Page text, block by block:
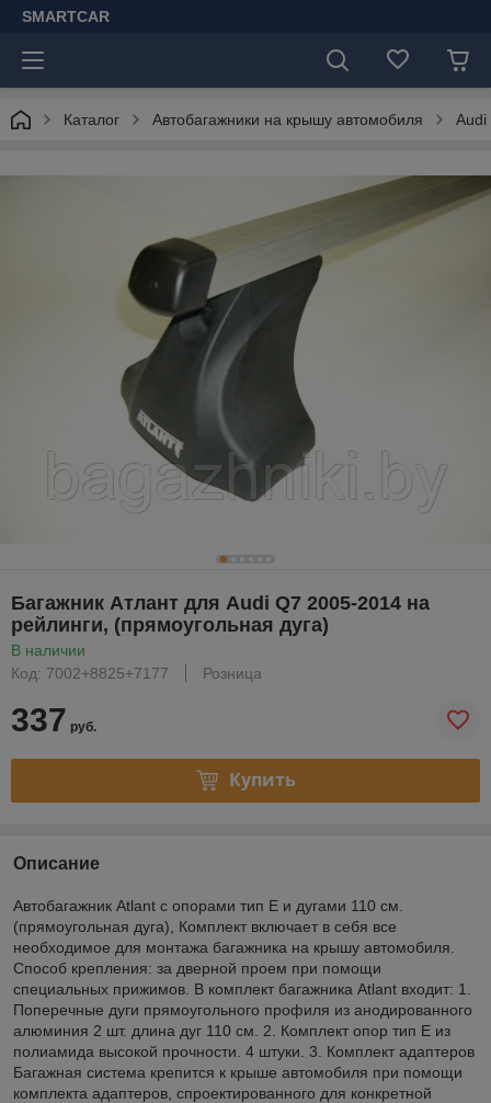
SMARTCAR
Каталог Автобагажники на крышу автомобиля Audi
Багажник Атлант для Audi Q7 2005-2014 на
рейлинги, (прямоугольная дуга)
В наличии
Код: 7002+8825+7177
Розница
337 руб.
Купить
Описание
Автобагажник Atlant с опорами тип Е и дугами 110 см.
(прямоугольная дуга), Комплект включает в себя все
необходимое для монтажа багажника на крышу автомобиля.
Способ крепления: за дверной проем при помощи
специальных прижимов. В комплект багажника Atlant входит: 1.
Поперечные дуги прямоугольного профиля из анодированного
алюминия 2 шт. длина дуг 110 см. 2. Комплект опор тип Е из
полиамида высокой прочности. 4 штуки. 3. Комплект адаптеров
Багажная система крепится к крыше автомобиля при помощи
комплекта адаптеров, спроектированного для конкретной